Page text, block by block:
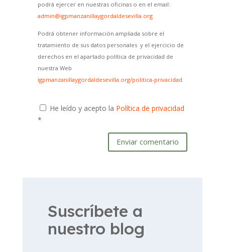
podrá ejercer en nuestras oficinas o en el email:
admin@igpmanzanillaygordaldesevilla.org
Podrá obtener información ampliada sobre el
tratamiento de sus datos personales y el ejercicio de
derechos en el apartado política de privacidad de
nuestra Web
igpmanzanillaygordaldesevilla.org/politica-privacidad
He leído y acepto la Política de privacidad
*
Enviar comentario
Suscríbete a
nuestro blog